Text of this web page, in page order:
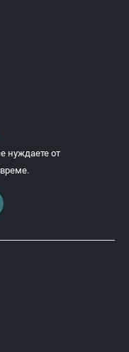
нуждаете от